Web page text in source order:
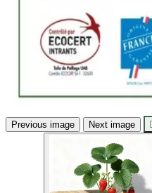
Previous image Next image